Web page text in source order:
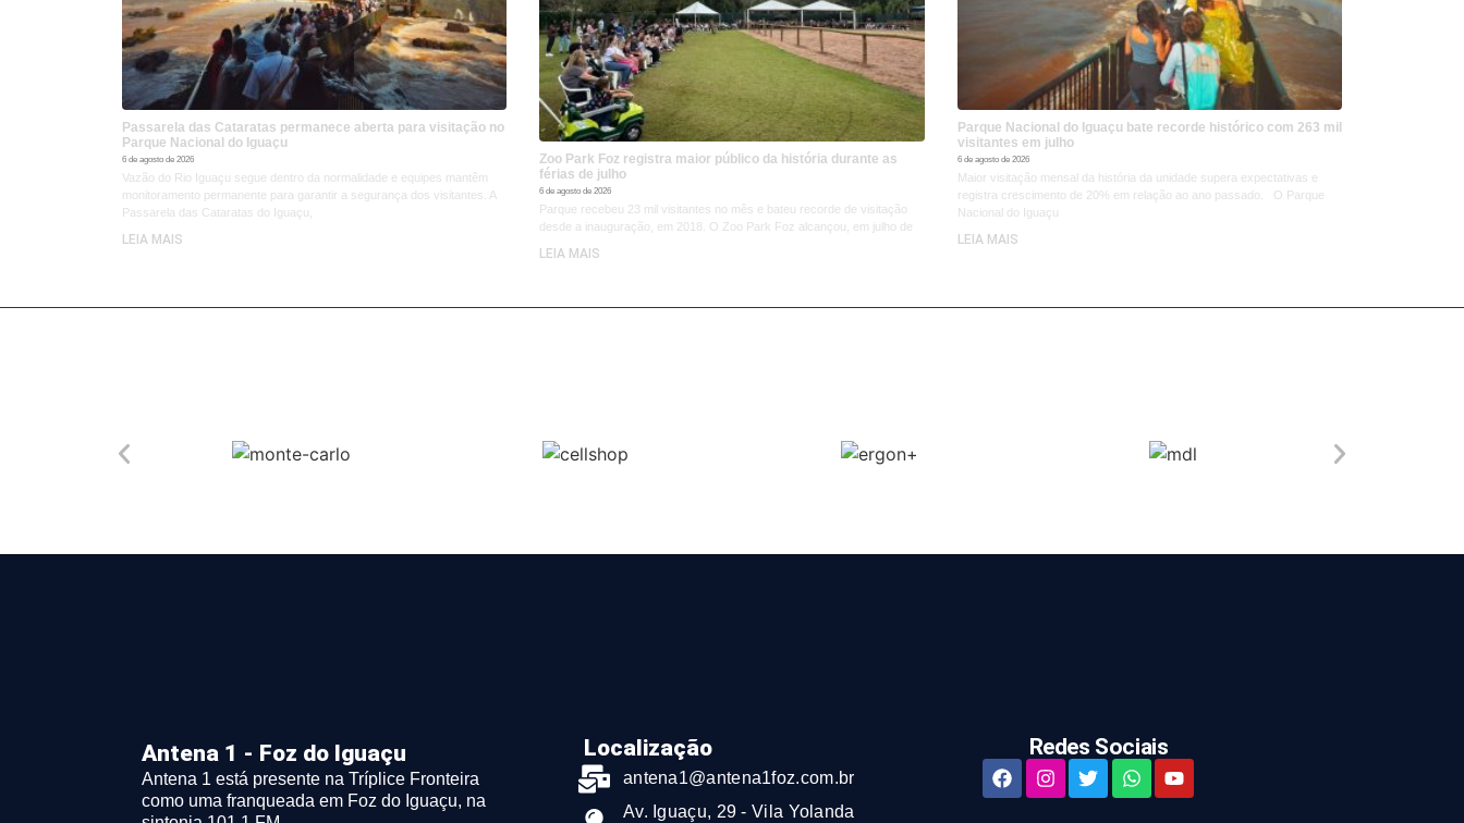
Passarela das Cataratas permanece aberta para visitação no
Parque Nacional do Iguaçu
6 de agosto de 2026
Vazão do Rio Iguaçu segue dentro da normalidade e equipes mantêm
monitoramento permanente para garantir a segurança dos visitantes. A
Passarela das Cataratas do Iguaçu,
LEIA MAIS
Zoo Park Foz registra maior público da história durante as
férias de julho
6 de agosto de 2026
Parque recebeu 23 mil visitantes no mês e bateu recorde de visitação
desde a inauguração, em 2018. O Zoo Park Foz alcançou, em julho de
LEIA MAIS
Parque Nacional do Iguaçu bate recorde histórico com 263 mil
visitantes em julho
6 de agosto de 2026
Maior visitação mensal da história da unidade supera expectativas e
registra crescimento de 20% em relação ao ano passado. O Parque
Nacional do Iguaçu
LEIA MAIS
Antena 1 - Foz do Iguaçu
Antena 1 está presente na Tríplice Fronteira
como uma franqueada em Foz do Iguaçu, na
Localização
antena1@antena1foz.com.br
Av. Iguaçu, 29 - Vila Yolanda
Redes Sociais